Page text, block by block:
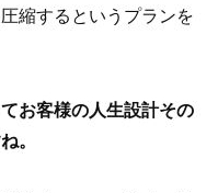
縮するというプランを
お客様の人生設計その
。